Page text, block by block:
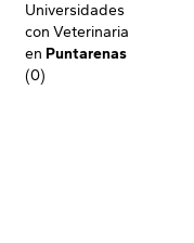
Universidades
con Veterinaria
en Puntarenas
(0)